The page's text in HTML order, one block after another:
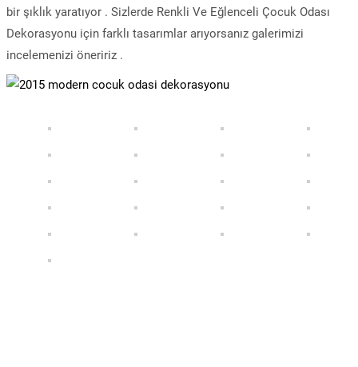
bir şıklık yaratıyor . Sizlerde Renkli Ve Eğlenceli Çocuk Odası
Dekorasyonu için farklı tasarımlar arıyorsanız galerimizi
incelemenizi öneririz .